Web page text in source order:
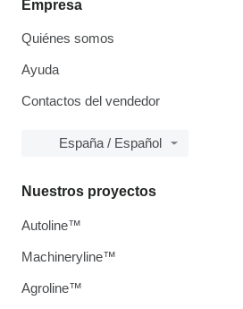
Empresa
Quiénes somos
Ayuda
Contactos del vendedor
España / Español
Nuestros proyectos
Autoline™
Machineryline™
Agroline™